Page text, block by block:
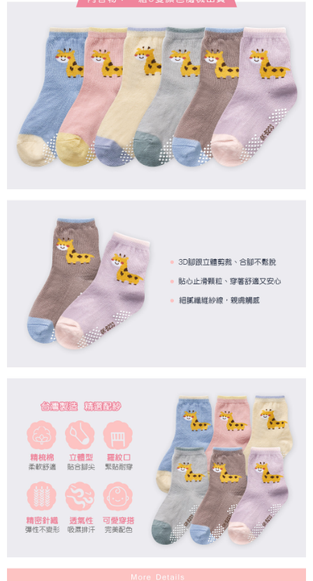
付款後全家取貨
每筆NT$80，滿NT$859(含以上)免運費
7-11取貨付款
每筆NT$80，滿NT$899(含以上)免運費
付款後7-11取貨
每筆NT$80，滿NT$859(含以上)免運費